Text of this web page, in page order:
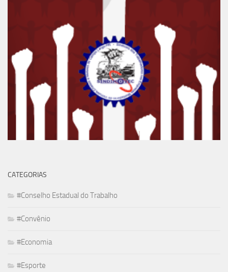
CATEGORIAS
#Conselho Estadual do Trabalho
#Convênio
#Economia
#Esporte